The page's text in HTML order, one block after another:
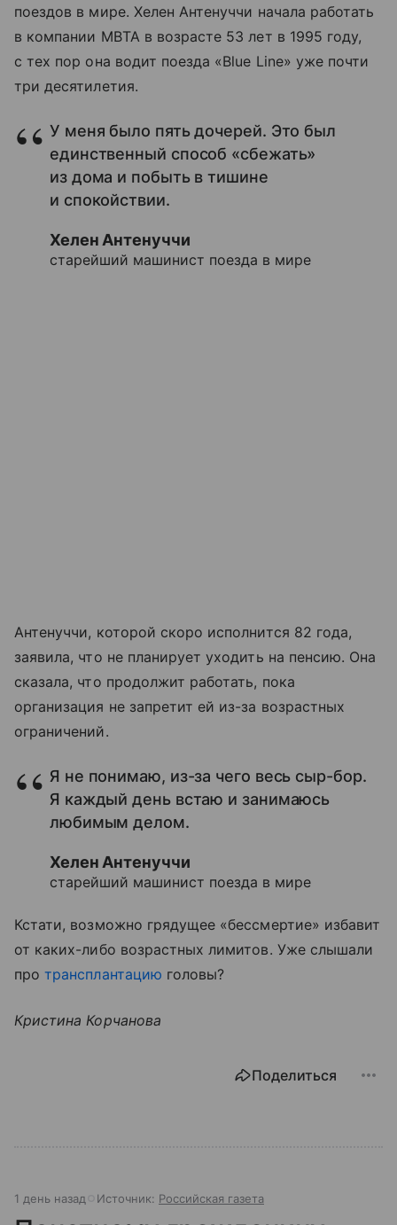
поездов в мире. Хелен Антенуччи начала работать
в компании MBTA в возрасте 53 лет в 1995 году,
с тех пор она водит поезда «Blue Line» уже почти
три десятилетия.
У меня было пять дочерей. Это был
единственный способ «сбежать»
из дома и побыть в тишине
и спокойствии.
Хелен Антенуччи
старейший машинист поезда в мире
Антенуччи, которой скоро исполнится 82 года,
заявила, что не планирует уходить на пенсию. Она
сказала, что продолжит работать, пока
организация не запретит ей из-за возрастных
ограничений.
Я не понимаю, из-за чего весь сыр-бор.
Я каждый день встаю и занимаюсь
любимым делом.
Хелен Антенуччи
старейший машинист поезда в мире
Кстати, возможно грядущее «бессмертие» избавит
от каких-либо возрастных лимитов. Уже слышали
протрансплантацию головы?
Кристина Корчанова
Поделиться
1 день назад Источник: Российская газета